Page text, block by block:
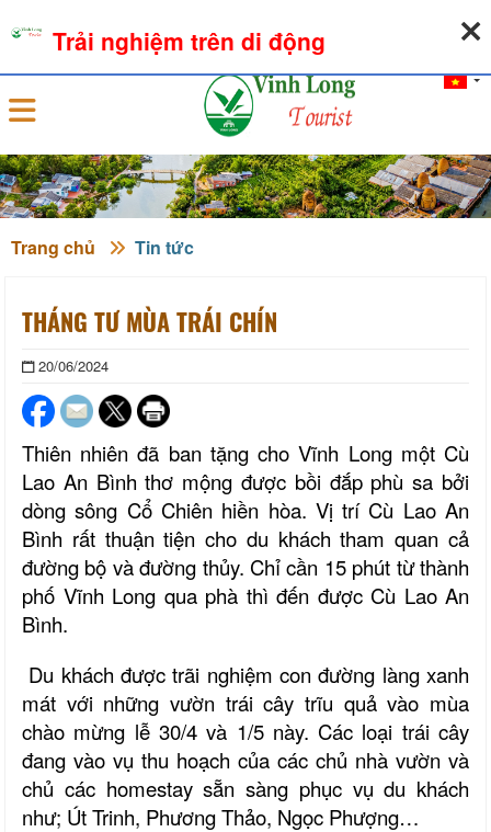
Đăng nhập
Trang chủ Tin tức
THÁNG TƯ MÙA TRÁI CHÍN
20/06/2024
Thiên nhiên đã ban tặng cho Vĩnh Long một Cù
Lao An Bình thơ mộng được bồi đắp phù sa bởi
dòng sông Cổ Chiên hiền hòa. Vị trí Cù Lao An
Bình rất thuận tiện cho du khách tham quan cả
đường bộ và đường thủy. Chỉ cần 15 phút từ thành
phố Vĩnh Long qua phà thì đến được Cù Lao An
Bình.
Du khách được trãi nghiệm con đường làng xanh
mát với những vườn trái cây trĩu quả vào mùa
chào mừng lễ 30/4 và 1/5 này. Các loại trái cây
đang vào vụ thu hoạch của các chủ nhà vườn và
chủ các homestay sẵn sàng phục vụ du khách
như; Út Trinh, Phương Thảo, Ngọc Phượng…
Trải nghiệm trên di động